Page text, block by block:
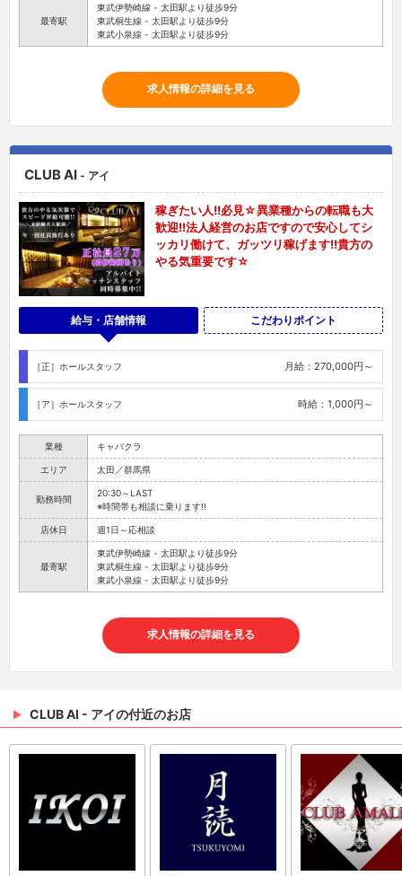
最寄駅
東武伊勢崎線 - 太田駅より徒歩9分
東武桐生線 - 太田駅より徒歩9分
東武小泉線 - 太田駅より徒歩9分
求人情報の詳細を見る
CLUB AI - アイ
稼ぎたい人!!必見☆異業種からの転職も大
歓迎!!法人経営のお店ですので安心してシ
ッカリ働けて、ガッツリ稼げます!!貴方の
やる気重要です☆
給与・店舗情報 こだわりポイント
［正］ホールスタッフ 月給：270,000円～
［ア］ホールスタッフ 時給：1,000円～
業種 キャバクラ
エリア 太田／群馬県
勤務時間
20:30～LAST
※時間帯も相談に乗ります!!
店休日 週1日～応相談
最寄駅
東武伊勢崎線 - 太田駅より徒歩9分
東武桐生線 - 太田駅より徒歩9分
東武小泉線 - 太田駅より徒歩9分
求人情報の詳細を見る
CLUB AI - アイの付近のお店